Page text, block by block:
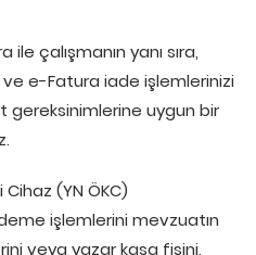
çalışmanın yanı sıra,
e-Fatura iade işlemlerinizi
gereksinimlerine uygun bir
(YN ÖKC)
işlemlerini mevzuatın
veya yazar kasa fişini,